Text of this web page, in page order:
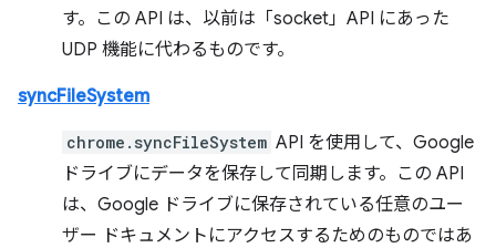
す。この API は、以前は「socket」API にあった
UDP 機能に代わるものです。
syncFileSystem
chrome.syncFileSystem API を使用して、Google
ドライブにデータを保存して同期します。この API
は、Google ドライブに保存されている任意のユー
ザー ドキュメントにアクセスするためのものではあ